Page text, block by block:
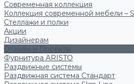
Современная коллекция
Коллекция современной мебели –
Стеллажи и полки
Акции
Дизайнерам
Отзывы и Проекты
Фурнитура ARISTO
Раздвижные системы
Раздвижная система Стандарт